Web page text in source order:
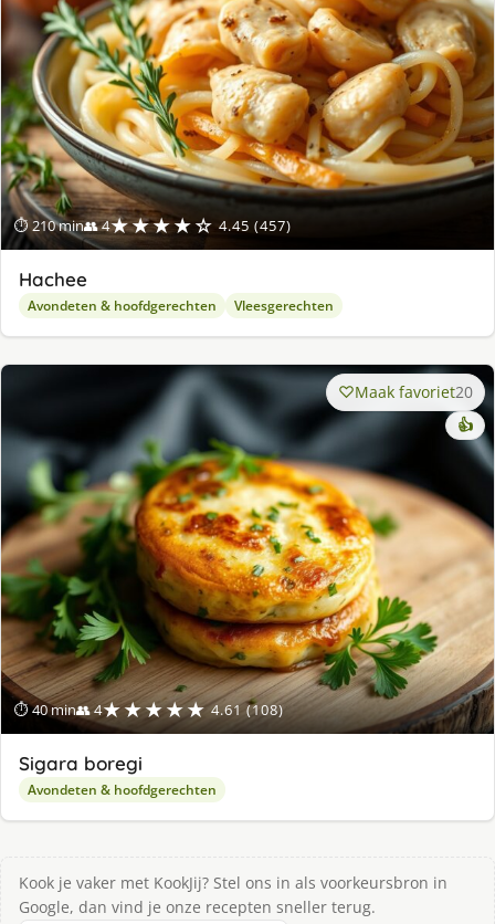
⏱ 210 min👥 4★★★★☆ 4.45 (457)
Hachee
Avondeten & hoofdgerechten Vleesgerechten
⏱ 40 min👥 4★★★★★ 4.61 (108)
Maak favoriet20
👍
Sigara boregi
Avondeten & hoofdgerechten
Kook je vaker met KookJij? Stel ons in als voorkeursbron in
Google, dan vind je onze recepten sneller terug.